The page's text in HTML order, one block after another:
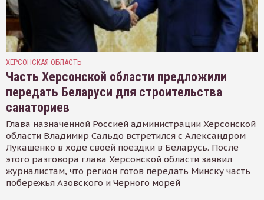
ХЕРСОНСКАЯ ОБЛАСТЬ
Часть Херсонской области предложили
передать Беларуси для строительства
санаториев
Глава назначенной Россией администрации Херсонской
области Владимир Сальдо встретился с Александром
Лукашенко в ходе своей поездки в Беларусь. После
этого разговора глава Херсонской области заявил
журналистам, что регион готов передать Минску часть
побережья Азовского и Черного морей